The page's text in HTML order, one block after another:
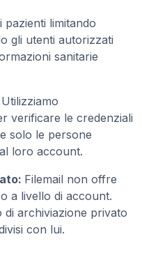
pazienti limitando
gli utenti autorizzati
sanitarie
Utilizziamo
verificare le credenziali
solo le persone
loro account.
Filemail non offre
a livello di account.
archiviazione privato
con lui.